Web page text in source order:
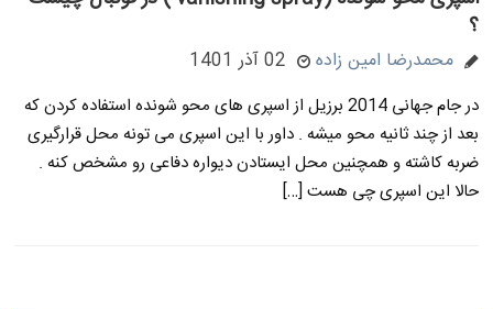
؟
محمدرضا امین زاده 02 آذر 1401
در جام جهانی 2014 برزیل از اسپری های محو شونده استفاده کردن که
بعد از چند ثانیه محو میشه . داور با این اسپری می تونه محل قرارگیری
ضربه کاشته و همچنین محل ایستادن دیواره دفاعی رو مشخص کنه .
حالا این اسپری چی هست […]